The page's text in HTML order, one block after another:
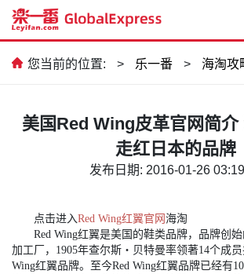
您当前的位置: > 乐一番 > 海淘攻
美国Red Wing皮革官网简介
走红日本的品牌
发布日期: 2016-01-26
点击进入Red Wing红翼官网 海淘
Red Wing红翼是美国的鞋类品牌，品牌创始
加工厂，1905年查尔斯 ‧ 贝特曼率领著14个成
Wing红翼品牌。至今Red Wing红翼品牌已经有